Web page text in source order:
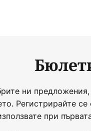
ни
Регистрирайте
при